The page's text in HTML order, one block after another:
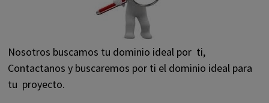
Nosotros buscamos tu dominio ideal por ti,
Contactanos y buscaremos por ti el dominio ideal para
tu proyecto.